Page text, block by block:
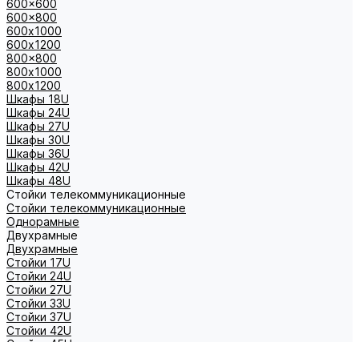
600x600
600x800
600х1000
600х1200
800x800
800х1000
800х1200
Шкафы 18U
Шкафы 24U
Шкафы 27U
Шкафы 30U
Шкафы 36U
Шкафы 42U
Шкафы 48U
Стойки телекоммуникационные
Стойки телекоммуникационные
Однорамные
Двухрамные
Двухрамные
Стойки 17U
Стойки 24U
Стойки 27U
Стойки 33U
Стойки 37U
Стойки 42U